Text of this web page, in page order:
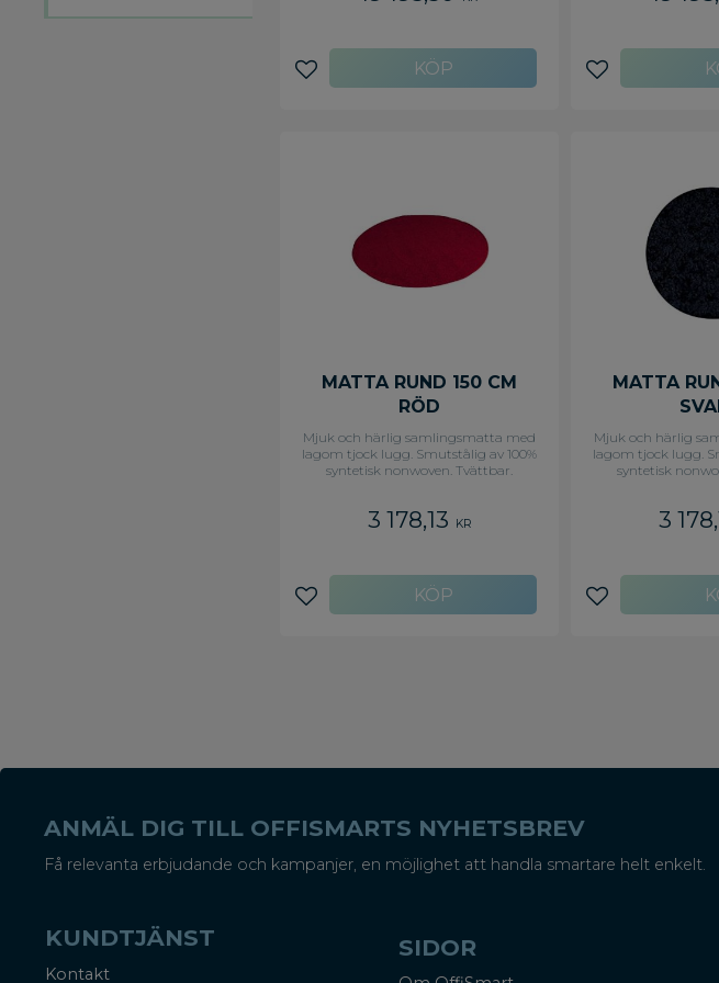
Lägg till i favoriter Lägg till i
MATTA RUND 150 CM
RÖD
Mjuk och härlig samlingsmatta med
lagom tjock lugg. Smutstålig av 100%
syntetisk nonwoven. Tvättbar.
3 178,13 KR
Lägg till i favoriter
MATTA
Mjuk och härlig
lagom tjock lugg.
syntetisk
3
Lägg till i
ANMÄL DIG TILL OFFISMARTS NYHETSBREV
Få relevanta erbjudande och kampanjer, en möjlighet att handla smartare helt enkelt.
KUNDTJÄNST
Kontakt
SIDOR